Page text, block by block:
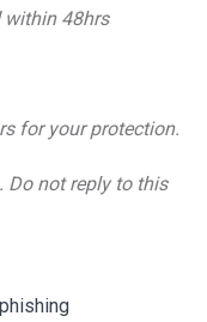
within 48hrs
for your protection.
Do not reply to this